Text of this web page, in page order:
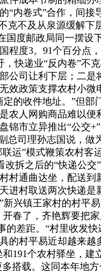
内卷式”合作，间
不及从泉源缓解
度邮政局同一摆
度3。91个百分点
快递业“反内卷”
司让利下层；二
政策支撑农村小
的收件地址。”但
人网购商品难以
市立异推出“公交
司理孙志国说，
运”模式鞭策农村
拆之后的“快递公
通曲达坐，配送
村取送两次快递
兴镇王家村的村平
春了，齐艳辉要把
差距。“村里收发
村平易近却越来
191个农村驿坐，
搭载。这同本年